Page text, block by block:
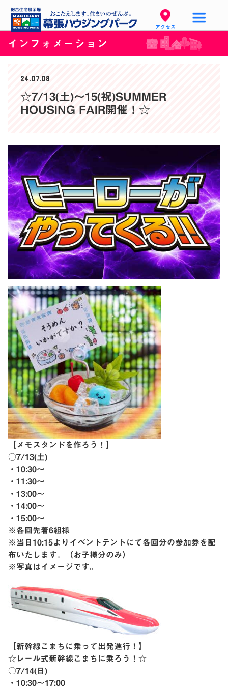
アクセス
インフォメーション
24.07.08
☆7/13(土)〜15(祝)SUMMER
HOUSING FAIR開催！☆
【メモスタンドを作ろう！】
○7/13(土)
・10:30〜
・11:30〜
・13:00〜
・14:00〜
・15:00〜
※各回先着6組様
※当日10:15よりイベントテントにて各回分の参加券を配
布いたします。（お子様分のみ）
※写真はイメージです。
【新幹線こまちに乗って出発進行！】
☆レール式新幹線こまちに乗ろう！☆
○7/14(日)
・10:30〜17:00